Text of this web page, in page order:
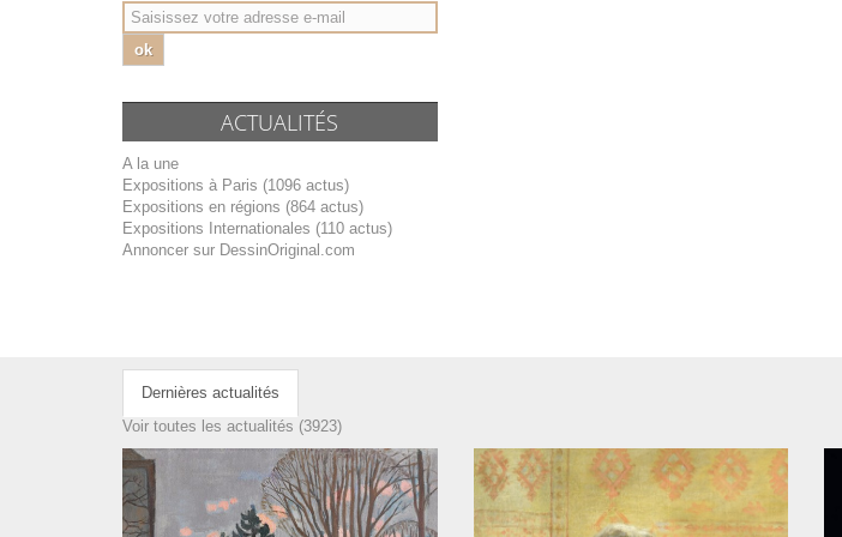
ok
ACTUALITÉS
A la une
Expositions à Paris (1096 actus)
Expositions en régions (864 actus)
Expositions Internationales (110 actus)
Annoncer sur DessinOriginal.com
Dernières actualités
Voir toutes les actualités (3923)